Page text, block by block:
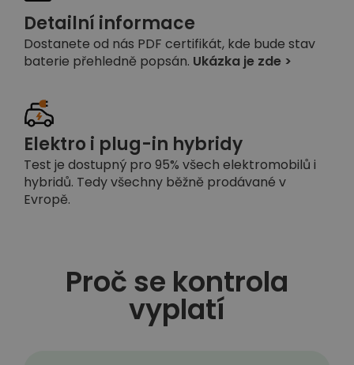
Detailní informace
Dostanete od nás PDF certifikát, kde bude stav
baterie přehledně popsán. Ukázka je zde >
Elektro i plug-in hybridy
Test je dostupný pro 95% všech elektromobilů i
hybridů. Tedy všechny běžně prodávané v
Evropě.
Proč se kontrola
vyplatí